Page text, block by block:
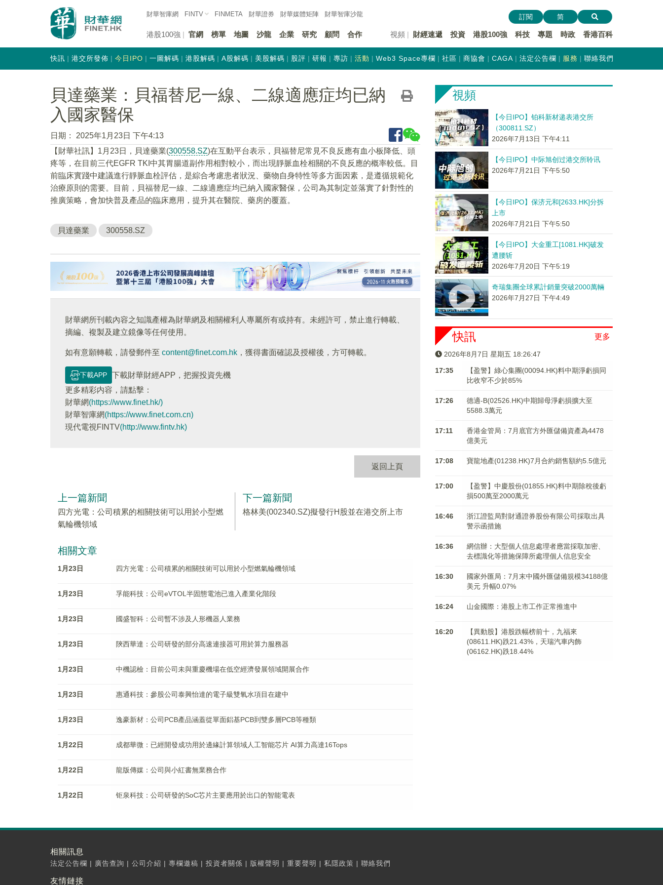
財華智庫網 FINTV FINMETA 財華證券 財華媒體矩陣 財華智庫沙龍
港股100強 官網 榜單 地圖 沙龍 企業 研究 顧問 合作 視頻 財經速遞 投資 港股100強 科技 專題 時政 香港百科
訂閱 简
快訊 港交所發佈 今日IPO 一圖解碼 港股解碼 A股解碼 美股解碼 股評 研報 專訪 活動 Web3 Space專欄 社區 商協會 CAGA 法定公告欄 服務 聯絡我們
貝達藥業：貝福替尼一線、二線適應症均已納
入國家醫保
日期：
2025年1月23日 下午4:13
【財華社訊】1月23日，貝達藥業(300558.SZ)在互動平台表示，貝福替尼常見不良反應有血小板降低、頭
疼等，在目前三代EGFR TKI中其胃腸道副作用相對較小，而出現靜脈血栓相關的不良反應的概率較低。目
前臨床實踐中建議進行靜脈血栓評估，是綜合考慮患者狀況、藥物自身特性等多方面因素，是遵循規範化
治療原則的需要。目前，貝福替尼一線、二線適應症均已納入國家醫保，公司為其制定並落實了針對性的
推廣策略，會加快普及產品的臨床應用，提升其在醫院、藥房的覆蓋。
貝達藥業 300558.SZ
財華網所刊載內容之知識產權為財華網及相關權利人專屬所有或持有。未經許可，禁止進行轉載、
摘編、複製及建立鏡像等任何使用。
如有意願轉載，請發郵件至 content@finet.com.hk ，獲得書面確認及授權後，方可轉載。
下載APP
下載財華財經APP，把握投資先機
更多精彩内容，請點擊：
財華網(https://www.finet.hk/)
財華智庫網(https://www.finet.com.cn)
現代電視FINTV(http://www.fintv.hk)
返回上頁
上一篇新聞
四方光電：公司積累的相關技術可以用於小型燃
氣輪機領域
下一篇新聞
格林美(002340.SZ)擬發行H股並在港交所上市
相關文章
1月23日 四方光電：公司積累的相關技術可以用於小型燃氣輪機領域
1月23日 孚能科技：公司eVTOL半固態電池已進入產業化階段
1月23日 國盛智科：公司暫不涉及人形機器人業務
1月23日 陝西華達：公司研發的部分高速連接器可用於算力服務器
1月23日 中機認檢：目前公司未與重慶機場在低空經濟發展領域開展合作
1月23日 惠通科技：參股公司泰興怡達的電子級雙氧水項目在建中
1月23日 逸豪新材：公司PCB產品涵蓋從單面鋁基PCB到雙多層PCB等種類
1月22日 成都華微：已經開發成功用於邊緣計算領域人工智能芯片 AI算力高達16Tops
1月22日 龍版傳媒：公司與小紅書無業務合作
1月22日 钜泉科技：公司研發的SoC芯片主要應用於出口的智能電表
視頻
【今日IPO】铂科新材递表港交所
（300811.SZ）
2026年7月13日 下午4:11
【今日IPO】中际旭创过港交所聆讯
2026年7月21日 下午5:50
【今日IPO】保济元和[2633.HK]分拆
上市
2026年7月21日 下午5:50
【今日IPO】大金重工[1081.HK]破发
遭腰斩
2026年7月20日 下午5:19
奇瑞集團全球累計銷量突破2000萬輛
2026年7月27日 下午4:49
更多
快訊
2026年8月7日 星期五 18:26:47
17:35
【盈警】綠心集團(00094.HK)料中期淨虧損同
比收窄不少於85%
17:26
德適-B(02526.HK)中期歸母淨虧損擴大至
5588.3萬元
17:11
香港金管局：7月底官方外匯儲備資產為4478
億美元
17:08 寶龍地產(01238.HK)7月合約銷售額約5.5億元
17:00
【盈警】中慶股份(01855.HK)料中期除稅後虧
損500萬至2000萬元
16:46
浙江證監局對財通證券股份有限公司採取出具
警示函措施
16:36
網信辦：大型個人信息處理者應當採取加密、
去標識化等措施保障所處理個人信息安全
16:30
國家外匯局：7月末中國外匯儲備規模34188億
美元 升幅0.07%
16:24 山金國際：港股上市工作正常推進中
16:20
【異動股】港股跌幅榜前十，九福來
(08611.HK)跌21.43%，天瑞汽車内飾
(06162.HK)跌18.44%
相關訊息
法定公告欄 | 廣告查詢 | 公司介紹 | 專欄邀稿 | 投資者關係 | 版權聲明 | 重要聲明 | 私隱政策 | 聯絡我們
友情鏈接